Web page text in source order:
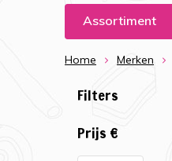
Assortiment
Home Merken
Filters
Prijs €